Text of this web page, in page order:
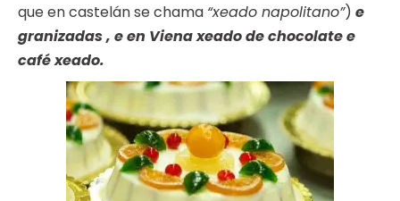
que en castelán se chama “xeado napolitano”) e
granizadas , e en Viena xeado de chocolate e
café xeado.